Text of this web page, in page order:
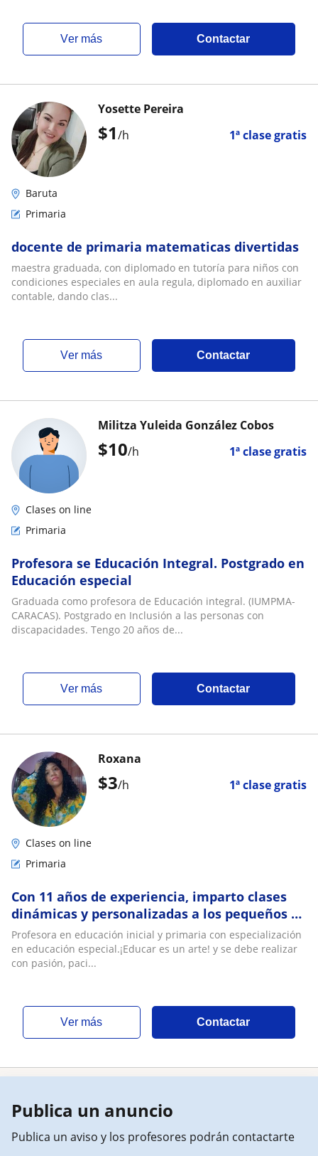
ver más Contactar
$1/h 1ª clase gratis
Yosette Pereira
Baruta
Primaria
docente de primaria matematicas divertidas
maestra graduada, con diplomado en tutoría para niños con
condiciones especiales en aula regula, diplomado en auxiliar
contable, dando clas...
ver más Contactar
$10/h 1ª clase gratis
Militza Yuleida González Cobos
Clases on line
Primaria
Profesora se Educación Integral. Postgrado en
Educación especial
Graduada como profesora de Educación integral. (IUMPMA-
CARACAS). Postgrado en Inclusión a las personas con
discapacidades. Tengo 20 años de...
ver más Contactar
$3/h 1ª clase gratis
Roxana
Clases on line
Primaria
Con 11 años de experiencia, imparto clases
dinámicas y personalizadas a los pequeños de
la casa. ¡Aprenderemos divirtiéndonos!
Profesora en educación inicial y primaria con especialización
en educación especial.¡Educar es un arte! y se debe realizar
con pasión, paci...
ver más Contactar
Publica un anuncio
Publica un aviso y los profesores podrán contactarte